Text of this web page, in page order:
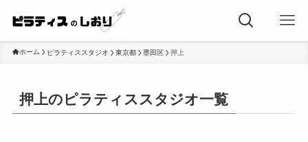
ホーム ピラティススタジオ 東京都 墨田区 押上
押上のピラティススタジオ一覧